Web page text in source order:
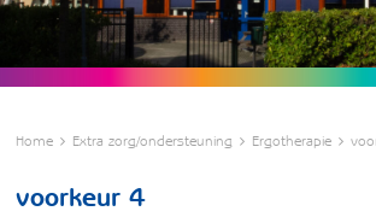
Home Extra zorg/ondersteuning Ergotherapie
voorkeur 4